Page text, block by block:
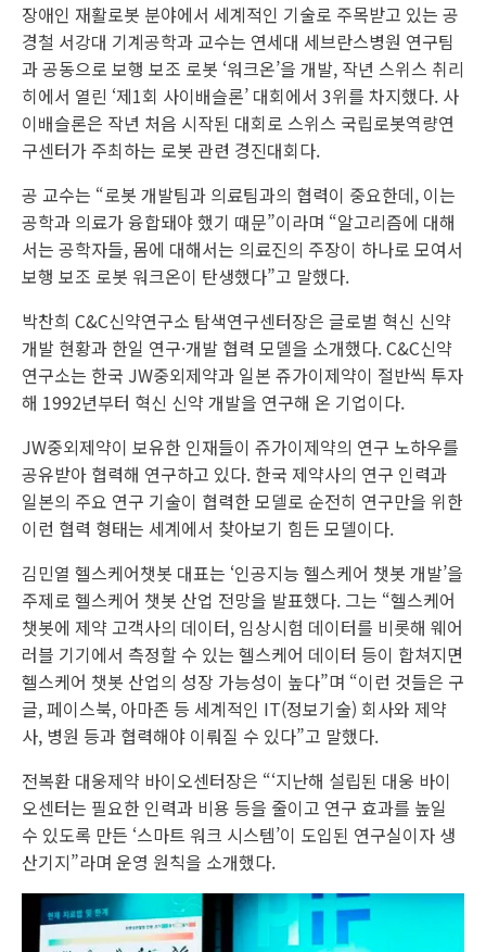
장애인 재활로봇 분야에서 세계적인 기술로 주목받고 있는 공
경철 서강대 기계공학과 교수는 연세대 세브란스병원 연구팀
과 공동으로 보행 보조 로봇 ‘워크온’을 개발, 작년 스위스 취리
히에서 열린 ‘제1회 사이배슬론’ 대회에서 3위를 차지했다. 사
이배슬론은 작년 처음 시작된 대회로 스위스 국립로봇역량연
구센터가 주최하는 로봇 관련 경진대회다.
공 교수는 “로봇 개발팀과 의료팀과의 협력이 중요한데, 이는
공학과 의료가 융합돼야 했기 때문”이라며 “알고리즘에 대해
서는 공학자들, 몸에 대해서는 의료진의 주장이 하나로 모여서
보행 보조 로봇 워크온이 탄생했다”고 말했다.
박찬희 C&C신약연구소 탐색연구센터장은 글로벌 혁신 신약
개발 현황과 한일 연구·개발 협력 모델을 소개했다. C&C신약
연구소는 한국 JW중외제약과 일본 쥬가이제약이 절반씩 투자
해 1992년부터 혁신 신약 개발을 연구해 온 기업이다.
JW중외제약이 보유한 인재들이 쥬가이제약의 연구 노하우를
공유받아 협력해 연구하고 있다. 한국 제약사의 연구 인력과
일본의 주요 연구 기술이 협력한 모델로 순전히 연구만을 위한
이런 협력 형태는 세계에서 찾아보기 힘든 모델이다.
김민열 헬스케어챗봇 대표는 ‘인공지능 헬스케어 챗봇 개발’을
주제로 헬스케어 챗봇 산업 전망을 발표했다. 그는 “헬스케어
챗봇에 제약 고객사의 데이터, 임상시험 데이터를 비롯해 웨어
러블 기기에서 측정할 수 있는 헬스케어 데이터 등이 합쳐지면
헬스케어 챗봇 산업의 성장 가능성이 높다”며 “이런 것들은 구
글, 페이스북, 아마존 등 세계적인 IT(정보기술) 회사와 제약
사, 병원 등과 협력해야 이뤄질 수 있다”고 말했다.
전복환 대웅제약 바이오센터장은 “‘지난해 설립된 대웅 바이
오센터는 필요한 인력과 비용 등을 줄이고 연구 효과를 높일
수 있도록 만든 ‘스마트 워크 시스템’이 도입된 연구실이자 생
산기지”라며 운영 원칙을 소개했다.